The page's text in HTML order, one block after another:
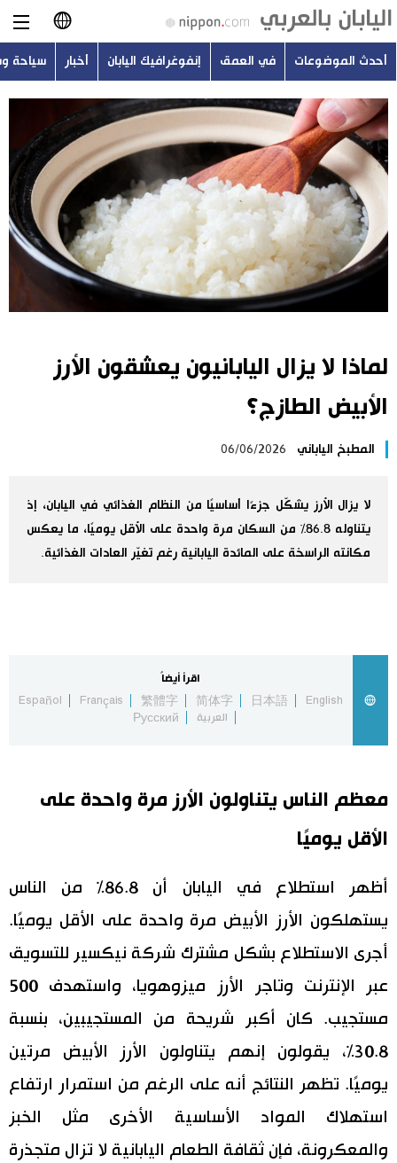
日本語
English
简体字
繁體字
Français
Español
أحدث الموضوعات
في العمق
إنفوغرافيك اليابان
سياحة وسفر
اليابان في فيديو
علوم وتكنولوجيا
اقتصاد
مجتمع
ثقافة
لايف ستايل
طوكيو
إعلان
المطبخ الياباني
تواصل معنا
أحدث الموضوعات في العمق إنفوغرافيك اليابان أخبار سياحة
لماذا لا يزال اليابانيون يعشقون الأرز
الأبيض الطازج؟
المطبخ الياباني 06/06/2026
لا يزال الأرز يشكّل جزءًا أساسيًا من النظام الغذائي في اليابان، إذ
يتناوله 86.8% من السكان مرة واحدة على الأقل يوميًا، ما يعكس
مكانته الراسخة على المائدة اليابانية رغم تغيّر العادات الغذائية.
اقرأ أيضاً
English
日本語
简体字
繁體字
Français
Español
العربية
Русский
معظم الناس يتناولون الأرز مرة واحدة على
الأقل يوميًا
أظهر استطلاع في اليابان أن 86.8% من الناس
يستهلكون الأرز الأبيض مرة واحدة على الأقل يوميًا.
أجرى الاستطلاع بشكل مشترك شركة نيكسير للتسويق
عبر الإنترنت وتاجر الأرز ميزوهويا، واستهدف 500
مستجيب. كان أكبر شريحة من المستجيبين، بنسبة
30.8%، يقولون إنهم يتناولون الأرز الأبيض مرتين
يوميًا. تظهر النتائج أنه على الرغم من استمرار ارتفاع
استهلاك المواد الأساسية الأخرى مثل الخبز
والمعكرونة، فإن ثقافة الطعام اليابانية لا تزال متجذرة